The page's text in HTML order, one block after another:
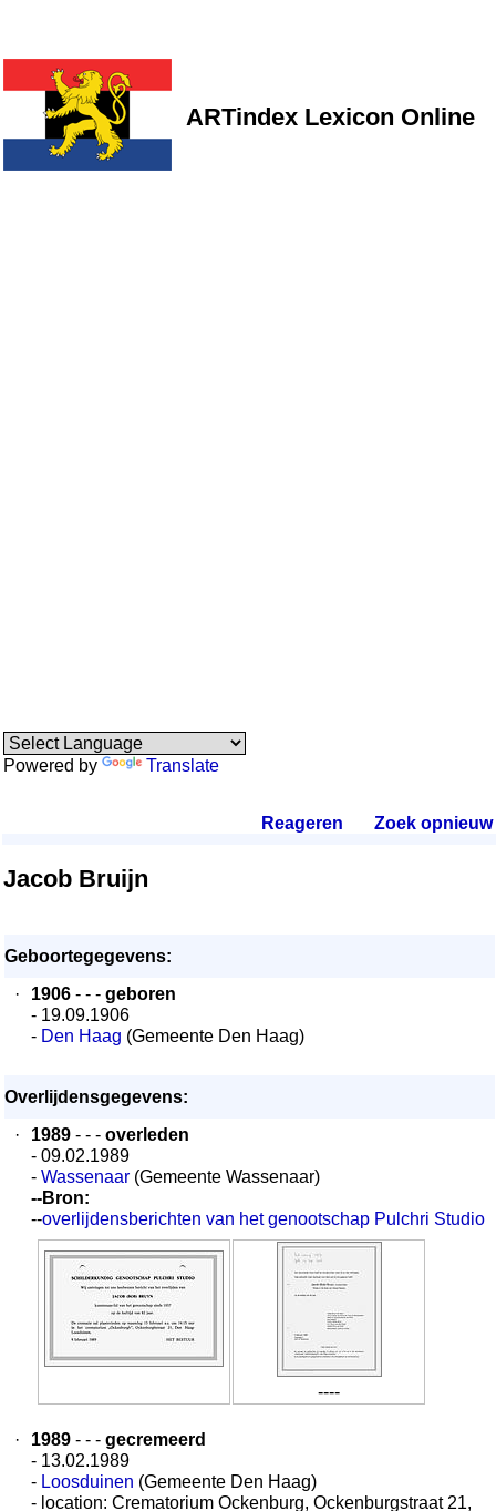
ARTindex Lexicon Online
Powered by Translate
Reageren Zoek opnieuw.
Jacob Bruijn
Geboortegegevens:
·
1906 - - - geboren
- 19.09.1906
- Den Haag (Gemeente Den Haag)
Overlijdensgegevens:
·
1989 - - - overleden
- 09.02.1989
- Wassenaar (Gemeente Wassenaar)
--Bron:
--overlijdensberichten van het genootschap Pulchri Studio
----
· 1989 - - - gecremeerd
- 13.02.1989
- Loosduinen (Gemeente Den Haag)
- location: Crematorium Ockenburg, Ockenburgstraat 21,